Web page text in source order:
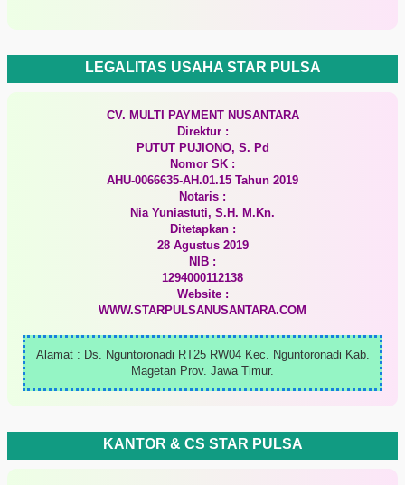
LEGALITAS USAHA STAR PULSA
CV. MULTI PAYMENT NUSANTARA
Direktur :
PUTUT PUJIONO, S. Pd
Nomor SK :
AHU-0066635-AH.01.15 Tahun 2019
Notaris :
Nia Yuniastuti, S.H. M.Kn.
Ditetapkan :
28 Agustus 2019
NIB :
1294000112138
Website :
WWW.STARPULSANUSANTARA.COM
Alamat : Ds. Nguntoronadi RT25 RW04 Kec. Nguntoronadi Kab.
Magetan Prov. Jawa Timur.
KANTOR & CS STAR PULSA